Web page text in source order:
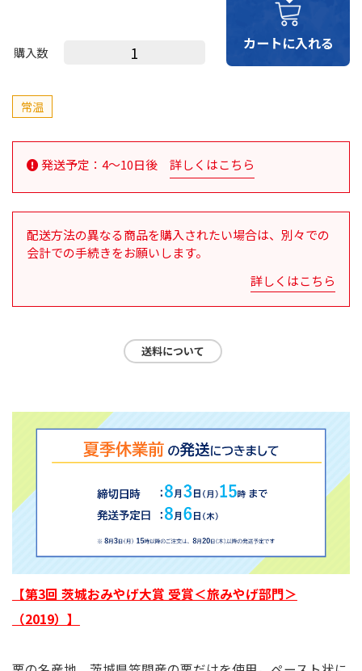
購入数
常温
発送予定：4～10日後 詳しくはこちら
配送方法の異なる商品を購入されたい場合は、別々での
会計での手続きをお願いします。
詳しくはこちら
送料について
【第3回 茨城おみやげ大賞 受賞＜旅みやげ部門＞
（2019）】